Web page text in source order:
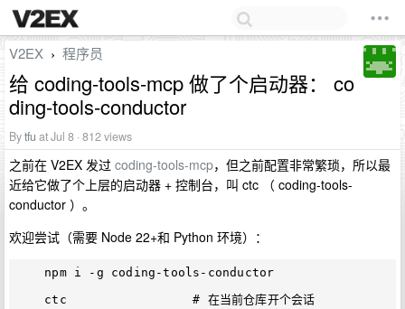
V2EX › 程序员
给 coding-tools-mcp 做了个启动器： co
ding-tools-conductor
Bytfu at Jul 8 · 812 views
之前在 V2EX 发过 coding-tools-mcp，但之前配置非常繁琐，所以最
近给它做了个上层的启动器 + 控制台，叫 ctc （ coding-tools-
conductor ）。
欢迎尝试（需要 Node 22+和 Python 环境）：